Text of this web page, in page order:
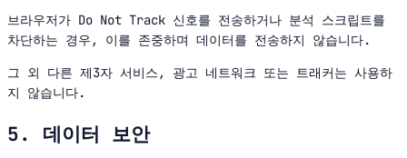
브라우저가 Do Not Track 신호를 전송하거나 분석 스크립트를
차단하는 경우, 이를 존중하며 데이터를 전송하지 않습니다.
그 외 다른 제3자 서비스, 광고 네트워크 또는 트래커는 사용하
지 않습니다.
5. 데이터 보안